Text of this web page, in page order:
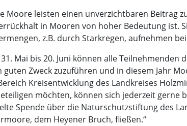
Moore leisten einen unverzichtbaren Beitrag
in Mooren von hoher Bedeutung ist.
z.B. durch Starkregen, aufnehmen
31. Mai bis 20. Juni können alle
guten Zweck zuzuführen und in diesem Jahr
Kreisentwicklung des Landkreises
möchten, können sich jederzeit gerne
Spende über die Naturschutzstiftung des
dem Heyener Bruch, fließen.“